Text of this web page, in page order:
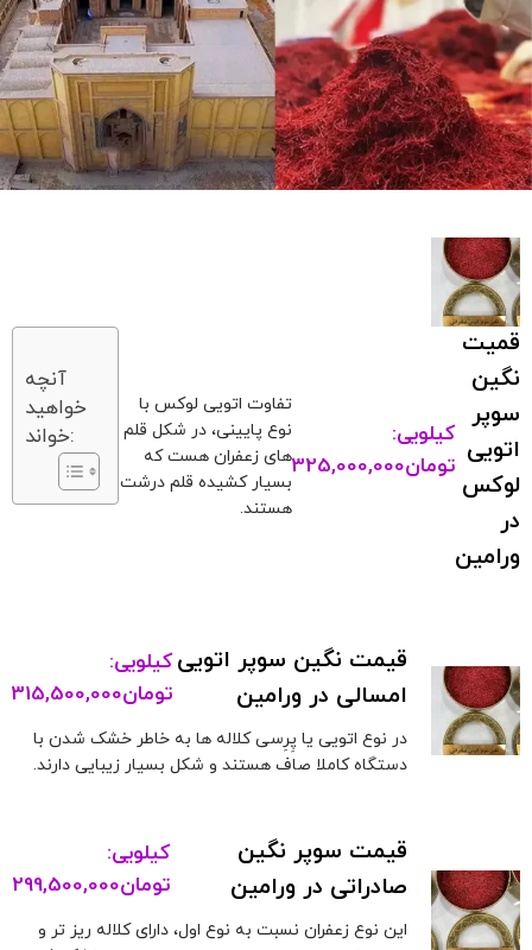
قمیت
نگین
سوپر
اتویی
لوکس
در
ورامین
کیلویی:
تومان325,000,000
تفاوت اتویی لوکس با
نوع پایینی، در شکل قلم
های زعفران هست که
بسیار کشیده قلم درشت
هستند.
آنچه
خواهید
خواند:
قیمت نگین سوپر اتویی
امسالی در ورامین
کیلویی:
تومان315,500,000
در نوع اتویی یا پِرِسی کلاله ها به خاطر خشک شدن با
دستگاه کاملا صاف هستند و شکل بسیار زیبایی دارند.
قیمت سوپر نگین
صادراتی در ورامین
کیلویی:
تومان299,500,000
این نوع زعفران نسبت به نوع اول، دارای کلاله ریز تر و